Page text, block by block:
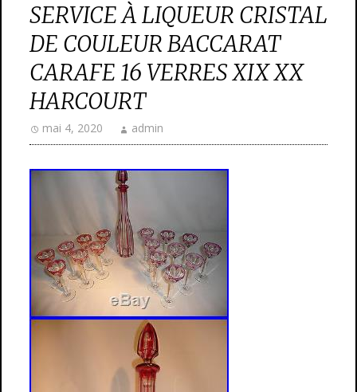
SERVICE À LIQUEUR CRISTAL
DE COULEUR BACCARAT
CARAFE 16 VERRES XIX XX
HARCOURT
mai 4, 2020 admin